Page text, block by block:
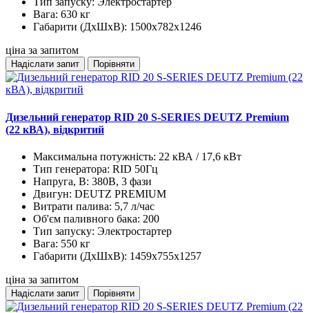
Вага: 630 кг
Габарити (ДхШхВ): 1500x782x1246
ціна за запитом
Надіслати запит Порівняти
Дизельний генератор RID 20 S-SERIES DEUTZ Premium
(22 кВА), відкритий
Максимальна потужність: 22 кВА / 17,6 кВт
Тип генератора: RID 50Гц
Напруга, В: 380В, 3 фази
Двигун: DEUTZ PREMIUM
Витрати палива: 5,7 л/час
Об'єм паливного бака: 200
Тип запуску: Электростартер
Вага: 550 кг
Габарити (ДхШхВ): 1459x755x1257
ціна за запитом
Надіслати запит Порівняти